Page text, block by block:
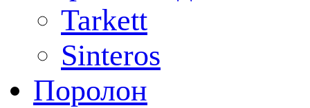
Tarkett
Sinteros
Поролон